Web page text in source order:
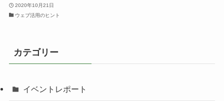
2020年10月21日
ウェブ活用のヒント
カテゴリー
イベントレポート